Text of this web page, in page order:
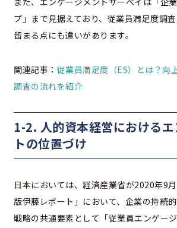
プ」まで見据えており、従業員満足度調
留まる点にも違いがあります。
関連記事： 従業員満足度（ES）とは？向
調査の流れを紹介
1-2. 人的資本経営における
トの位置づけ
日本においては、経済産業省が2020年9
版伊藤レポート」において、企業の持続
戦略の共通要素として「従業員エンゲー